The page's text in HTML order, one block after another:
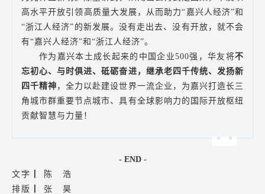
高水平开放引领高质量大发展，从而助力“嘉兴人经济”和
“浙江人经济”的新发展。没有走出去、没有开放，就不会
有“嘉兴人经济”和“浙江人经济”。
作为嘉兴本土成长起来的中国企业500强，华友将不
忘初心、与时俱进、砥砺奋进，继承老四千传统、发扬新
四千精神 ，全力以赴建设世界一流企业，为嘉兴打造长三
角城市群重要节点城市、具有全球影响力的国际开放枢纽
贡献智慧与力量！
- END -
文字 ▏陈 浩
排版 ▏张 昊